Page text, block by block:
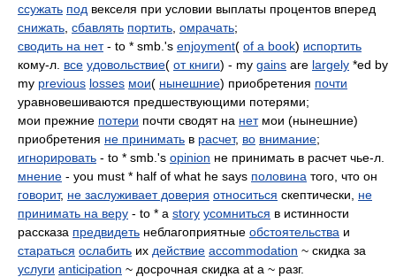
ссужать под векселя при условии выплаты процентов вперед
снижать сбавлять портить омрачать;
сводить на нет- to * smb.'s enjoyment( of a book) испортить
кому-л. все удовольствие( от книги) - my gains are largely *ed by
my previous losses мои( нынешние) приобретения почти
уравновешиваются предшествующими потерями;
мои прежние потери почти сводят на нетмои (нынешние)
приобретения не принимать в расчет, во внимание;
игнорировать - to * smb.'s opinion не принимать в расчет чье-л.
мнение - you must * half of what he says половина того, что он
говорит, не заслуживает доверия относиться скептически, не
принимать на веру - to * a story усомниться в истинности
рассказа предвидеть неблагоприятные обстоятельства и
стараться ослабить их действие accommodation ~ скидка за
услуги anticipation ~ досрочная скидка at a ~ разг.